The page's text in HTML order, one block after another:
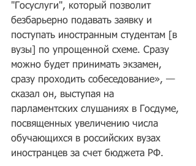
"Госуслуги", который позволит
безбарьерно подавать заявку и
поступать иностранным студентам [в
вузы] по упрощенной схеме. Сразу
можно будет принимать экзамен,
сразу проходить собеседование», —
сказал он, выступая на
парламентских слушаниях в Госдуме,
посвященных увеличению числа
обучающихся в российских вузах
иностранцев за счет бюджета РФ.